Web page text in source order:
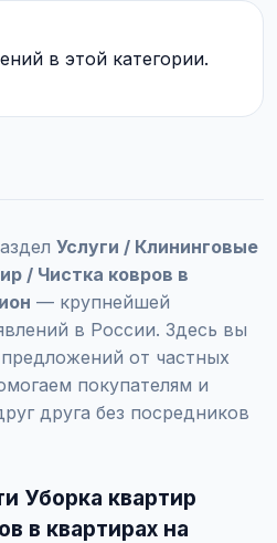
в этой категории.
Услуги / Клининговые
/ Чистка ковров в
— крупнейшей
в России. Здесь вы
от частных
покупателям и
друга без посредников
Уборка квартир
в квартирах на